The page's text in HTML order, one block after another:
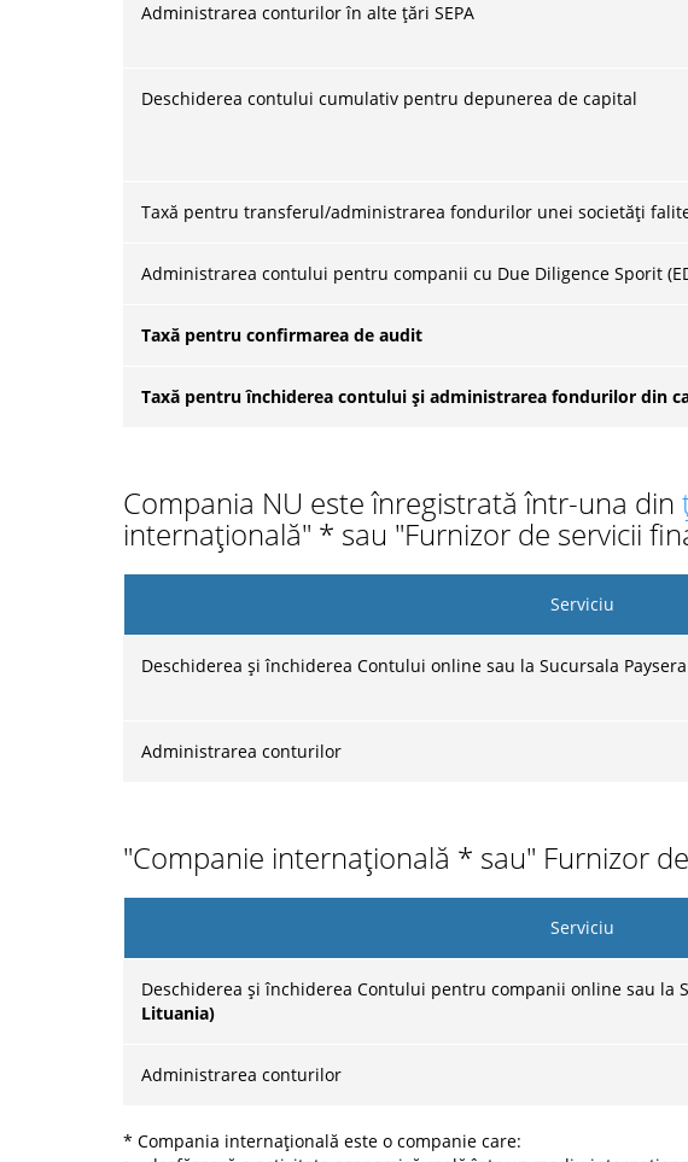
Administrarea conturilor în alte țări SEPA
Deschiderea contului cumulativ pentru depunerea de capital
Taxă pentru transferul/administrarea fondurilor unei societăți
Administrarea contului pentru companii cu Due Diligence Sporit
Taxă pentru confirmarea de audit
Taxă pentru închiderea contului și administrarea fondurilor din
Compania NU este înregistrată într-una din
internațională" * sau "Furnizor de servicii
Serviciu
Deschiderea și închiderea Contului online sau la Sucursala
Administrarea conturilor
"Companie internațională * sau" Furnizor
Serviciu
Deschiderea și închiderea Contului pentru companii online sau la
Lituania)
Administrarea conturilor
* Compania internațională este o companie care: